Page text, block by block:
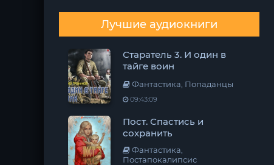
Лучшие аудиокниги
Старатель 3. И один в
тайге воин
Фантастика, Попаданцы
09:43:09
Пост. Спастись и
сохранить
Фантастика,
Постапокалипсис